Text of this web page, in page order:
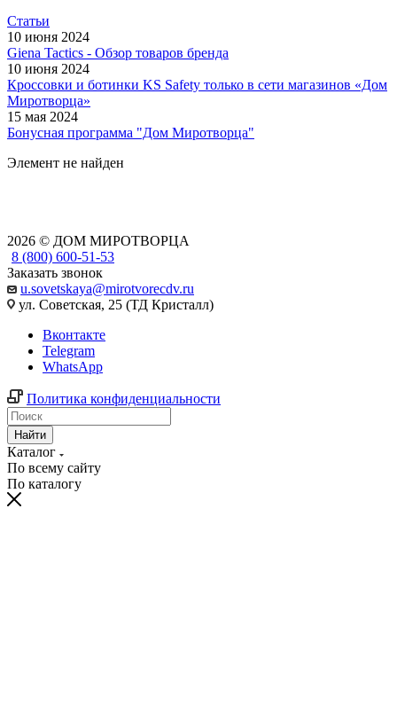
Статьи
10 июня 2024
Giena Tactics - Обзор товаров бренда
10 июня 2024
Кроссовки и ботинки KS Safety только в сети магазинов «Дом
Миротворца»
15 мая 2024
Бонусная программа "Дом Миротворца"
Элемент не найден
2026 © ДОМ МИРОТВОРЦА
8 (800) 600-51-53
Заказать звонок
u.sovetskaya@mirotvorecdv.ru
ул. Советская, 25 (ТД Кристалл)
Вконтакте
Telegram
WhatsApp
Политика конфиденциальности
Найти
Каталог
По всему сайту
По каталогу